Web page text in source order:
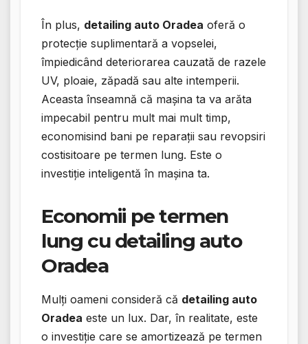
În plus, detailing auto Oradea oferă o
protecție suplimentară a vopselei,
împiedicând deteriorarea cauzată de razele
UV, ploaie, zăpadă sau alte intemperii.
Aceasta înseamnă că mașina ta va arăta
impecabil pentru mult mai mult timp,
economisind bani pe reparații sau revopsiri
costisitoare pe termen lung. Este o
investiție inteligentă în mașina ta.
Economii pe termen
lung cu detailing auto
Oradea
Mulți oameni consideră că detailing auto
Oradea este un lux. Dar, în realitate, este
o investiție care se amortizează pe termen